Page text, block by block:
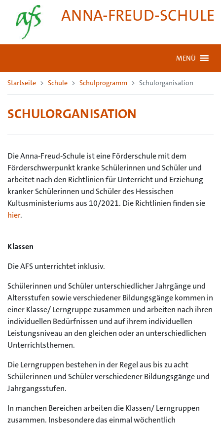
ANNA-FREUD-SCHULE
MENÜ
Startseite Schule Schulprogramm Schulorganisation
SCHULORGANISATION
Die Anna-Freud-Schule ist eine Förderschule mit dem
Förderschwerpunkt kranke Schülerinnen und Schüler und
arbeitet nach den Richtlinien für Unterricht und Erziehung
kranker Schülerinnen und Schüler des Hessischen
Kultusministeriums aus 10/2021. Die Richtlinien finden sie
hier.
Klassen
Die AFS unterrichtet inklusiv.
Schülerinnen und Schüler unterschiedlicher Jahrgänge und
Altersstufen sowie verschiedener Bildungsgänge kommen in
einer Klasse/ Lerngruppe zusammen und arbeiten nach ihren
individuellen Bedürfnissen und auf ihrem individuellen
Leistungsniveau an den gleichen oder an unterschiedlichen
Unterrichtsthemen.
Die Lerngruppen bestehen in der Regel aus bis zu acht
Schülerinnen und Schüler verschiedener Bildungsgänge und
Jahrgangsstufen.
In manchen Bereichen arbeiten die Klassen/ Lerngruppen
zusammen. Insbesondere das einmal wöchentlich